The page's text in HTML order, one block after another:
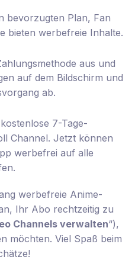
bevorzugten Plan, Fan
bieten werbefreie Inhalte.
aus und
auf dem Bildschirm und
ab.
7-Tage-
Channel. Jetzt können
werbefrei auf alle
werbefreie Anime-
Ihr Abo rechtzeitig zu
Channels verwalten“),
möchten. Viel Spaß beim